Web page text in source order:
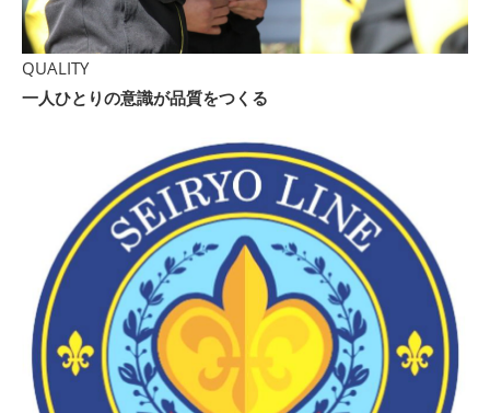
QUALITY
一人ひとりの意識が品質をつくる